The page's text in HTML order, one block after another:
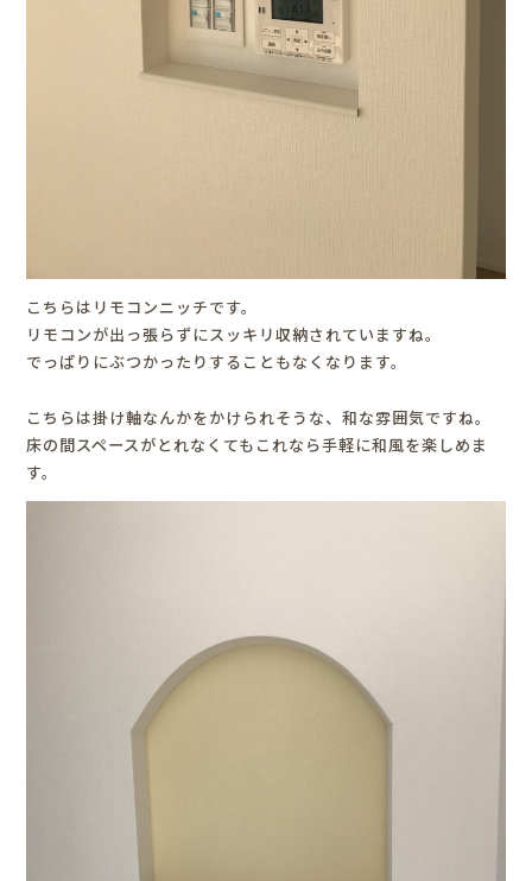
こちらはリモコンニッチです。
リモコンが出っ張らずにスッキリ収納されていますね。
でっぱりにぶつかったりすることもなくなります。
こちらは掛け軸なんかをかけられそうな、和な雰囲気ですね。
床の間スペースがとれなくてもこれなら手軽に和風を楽しめま
す。